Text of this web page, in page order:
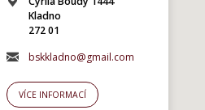
Kladno
272 01
bskkladno@gmail.com
VÍCE INFORMACÍ